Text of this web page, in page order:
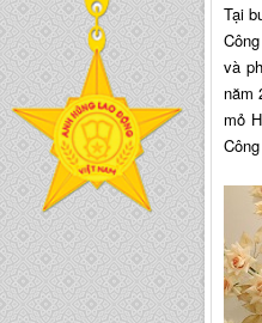
Tại
và
năm
mỏ